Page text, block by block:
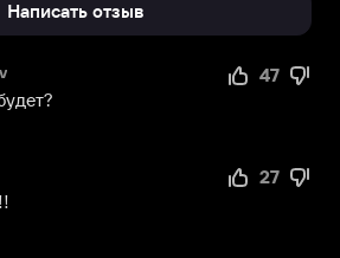
Написать отзыв
47
27